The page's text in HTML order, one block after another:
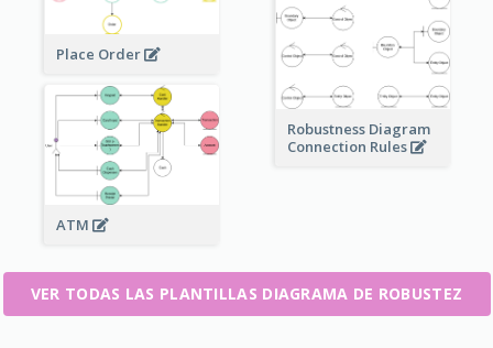
Place Order
Robustness Diagram
Connection Rules
ATM
VER TODAS LAS PLANTILLAS DIAGRAMA DE ROBUSTEZ